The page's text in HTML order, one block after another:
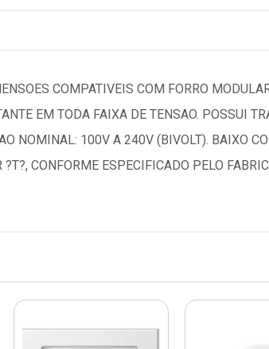
COMPATIVEIS COM FORRO
EM TODA FAIXA DE TENSAO. POSSUI
NOMINAL: 100V A 240V (BIVOLT). BAIXO
CONFORME ESPECIFICADO PELO